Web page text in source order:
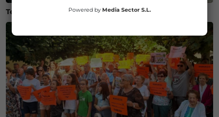
Temperaturas históricas del agua en el Mar Cantábrico
Powered by Media Sector S.L.